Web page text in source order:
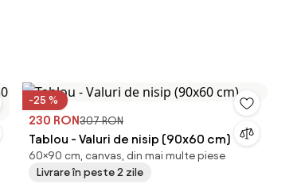
-25 %
230 RON307 RON
Tablou - Valuri de nisip (90x60 cm)
60×90 cm, canvas, din mai multe piese
Livrare în peste 2 zile